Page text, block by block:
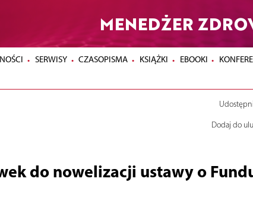
MENEDŻER
SERWISY CZASOPISMA KSIĄŻKI EBOOKI
Dodaj do
do nowelizacji ustawy o